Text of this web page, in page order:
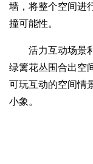
墙，将整个空间进
撞可能性。
活力互动场景利
绿篱花丛围合出空
可玩互动的空间情
小象。